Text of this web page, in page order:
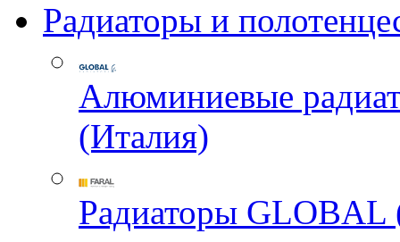
Радиаторы и
Алюминиевые
(Италия)
Радиаторы GLOBAL